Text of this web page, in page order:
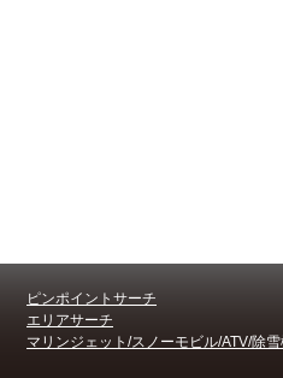
ピンポイントサーチ
エリアサーチ
マリンジェット/スノーモビル/ATV/除